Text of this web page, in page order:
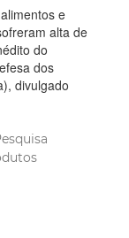
e
alta de
do
dos
divulgado